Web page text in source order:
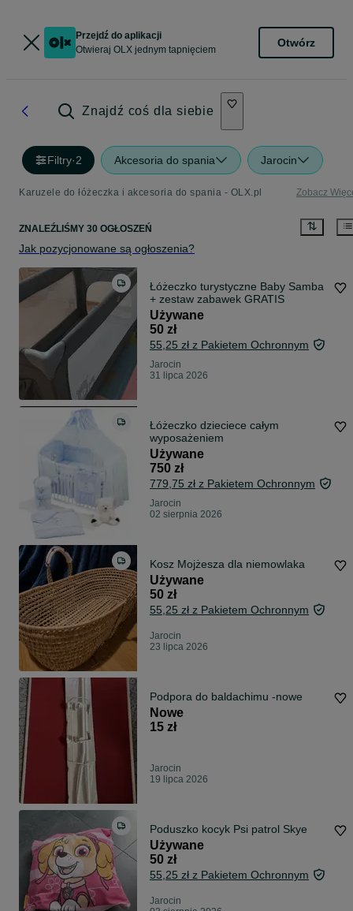
Przejdź do aplikacji
Otwieraj OLX jednym tapnięciem
Otwórz
Znajdź coś dla siebie
Filtry·2 Akcesoria do spania Jarocin
Karuzele do łóżeczka i akcesoria do spania - OLX.pl Zobacz
ZNALEŹLIŚMY 30 OGŁOSZEŃ
Jak pozycjonowane są ogłoszenia?
Łóżeczko turystyczne Baby Samba
+ zestaw zabawek GRATIS
Używane
50 zł
55,25 zł z Pakietem Ochronnym
Jarocin
31 lipca 2026
Łóżeczko dzieciece całym
wyposażeniem
Używane
750 zł
779,75 zł z Pakietem Ochronnym
Jarocin
02 sierpnia 2026
Kosz Mojżesza dla niemowlaka
Używane
50 zł
55,25 zł z Pakietem Ochronnym
Jarocin
23 lipca 2026
Podpora do baldachimu -nowe
Nowe
15 zł
Jarocin
19 lipca 2026
Poduszko kocyk Psi patrol Skye
Używane
50 zł
55,25 zł z Pakietem Ochronnym
Jarocin